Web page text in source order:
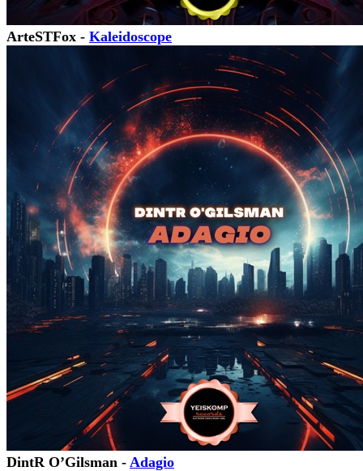
ArteSTFox - Kaleidoscope
DintR O’Gilsman - Adagio